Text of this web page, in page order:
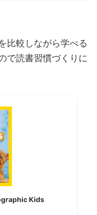
比較しながら学べる
で読書習慣づくりに
Kids